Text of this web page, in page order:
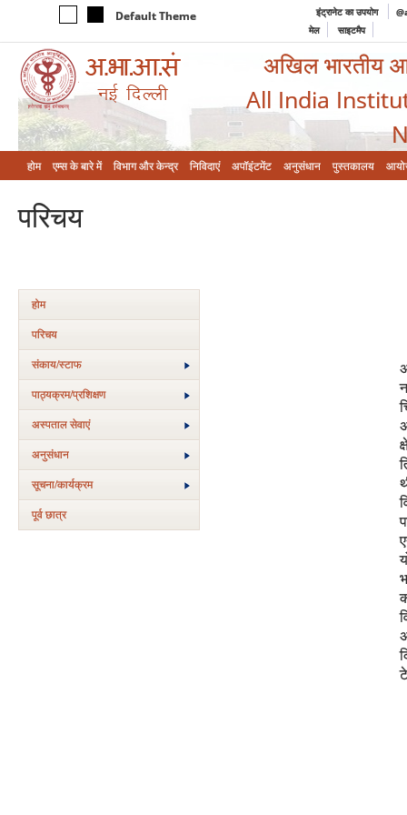
Default Theme इंट्रानेट का उपयोग
मेल
साइटमैप
अखिल भारतीय
All India
होम एम्‍स के बारे में विभाग और केन्‍द्र निविदाएं अपॉइंटमेंट अनुसंधान पुस्तकालय
परिचय
होम
परिचय
संकाय/स्‍टाफ
पाठ्यक्रम/प्रशिक्षण
अस्‍पताल सेवाएं
अनुसंधान
सूचना/कार्यक्रम
पूर्व छात्र